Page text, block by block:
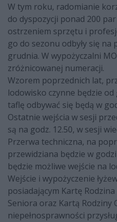
W tym roku, radomianie
do dyspozycji ponad 200 par
ostrzeniem sprzętu i
go do sezonu odbyły się na
grudnia. W wypożyczalni
zróżnicowanej numeracji.
Wzorem poprzednich lat,
lodowisko czynne będzie od
taflę odbywać się będą w
Ostatnie wejścia w sesji
są na godz. 12.50, w sesji
Przerwa techniczna, na
przewidziana będzie w
będzie możliwe wejście na
Wejście i wypożyczenie
posiadającym Kartę
Seniora oraz Kartą Rodziny
niepełnosprawności